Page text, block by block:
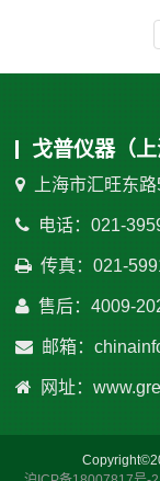
戈普仪器（
上海市汇旺东
电话：021-
传真：021-
售后：4009-
邮箱：
网址：